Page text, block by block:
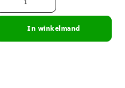
In winkelmand